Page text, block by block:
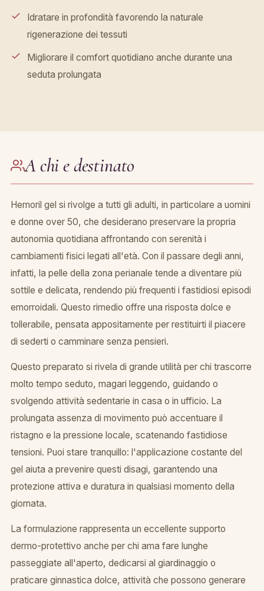
Idratare in profondità favorendo la naturale
rigenerazione dei tessuti
Migliorare il comfort quotidiano anche durante una
seduta prolungata
A chi e destinato
Hemoril gel si rivolge a tutti gli adulti, in particolare a uomini
e donne over 50, che desiderano preservare la propria
autonomia quotidiana affrontando con serenità i
cambiamenti fisici legati all'età. Con il passare degli anni,
infatti, la pelle della zona perianale tende a diventare più
sottile e delicata, rendendo più frequenti i fastidiosi episodi
emorroidali. Questo rimedio offre una risposta dolce e
tollerabile, pensata appositamente per restituirti il piacere
di sederti o camminare senza pensieri.
Questo preparato si rivela di grande utilità per chi trascorre
molto tempo seduto, magari leggendo, guidando o
svolgendo attività sedentarie in casa o in ufficio. La
prolungata assenza di movimento può accentuare il
ristagno e la pressione locale, scatenando fastidiose
tensioni. Puoi stare tranquillo: l'applicazione costante del
gel aiuta a prevenire questi disagi, garantendo una
protezione attiva e duratura in qualsiasi momento della
giornata.
La formulazione rappresenta un eccellente supporto
dermo-protettivo anche per chi ama fare lunghe
passeggiate all'aperto, dedicarsi al giardinaggio o
praticare ginnastica dolce, attività che possono generare